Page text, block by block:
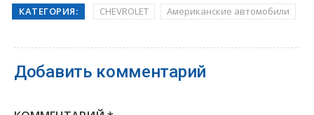
КАТЕГОРИЯ: CHEVROLET Американские автомобили
Добавить комментарий